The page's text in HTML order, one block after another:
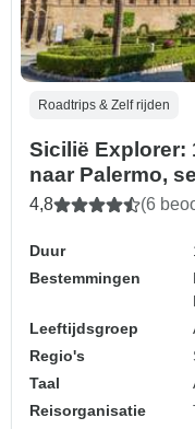
Roadtrips & Zelf rijden
Sicilië Explorer:
naar Palermo,
4,8 (6
Duur
Bestemmingen
Leeftijdsgroep
Regio's
Taal
Reisorganisatie